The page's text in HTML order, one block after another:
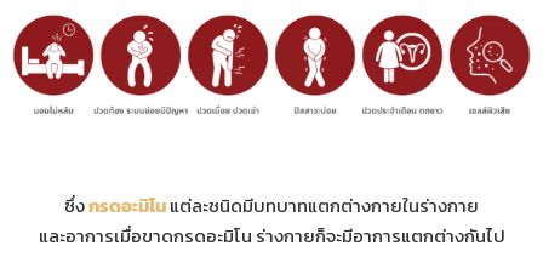
ซึ่งกรดอะมิโนแต่ละชนิดมีบทบาทแตกต่างกายในร่างกาย
และอาการเมื่อขาดกรดอะมิโน ร่างกายก็จะมีอาการแตกต่างกันไป